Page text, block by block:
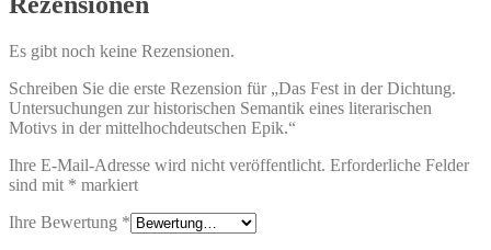
Es gibt noch keine Rezensionen.
Schreiben Sie die erste Rezension für „Das Fest in der Dichtung.
Untersuchungen zur historischen Semantik eines literarischen
Motivs in der mittelhochdeutschen Epik.“
Ihre E-Mail-Adresse wird nicht veröffentlicht. Erforderliche Felder
sind mit * markiert
Ihre Bewertung *